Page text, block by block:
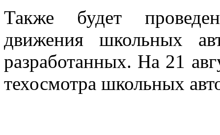
Также будет
движения школьных
разработанных. На 21
техосмотра школьных